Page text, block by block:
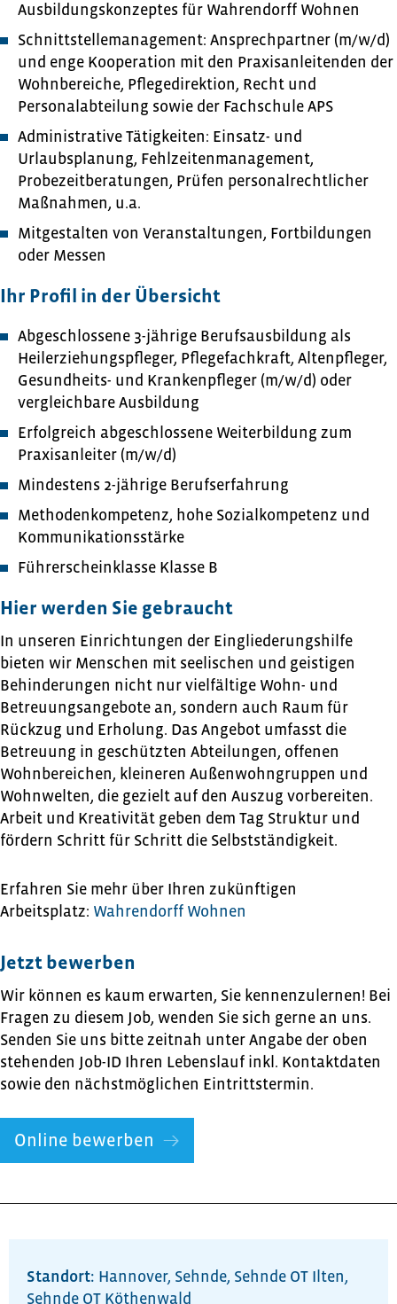
Ausbildungskonzeptes für Wahrendorff Wohnen
Schnittstellemanagement: Ansprechpartner (m/w/d)
und enge Kooperation mit den Praxisanleitenden der
Wohnbereiche, Pflegedirektion, Recht und
Personalabteilung sowie der Fachschule APS
Administrative Tätigkeiten: Einsatz- und
Urlaubsplanung, Fehlzeitenmanagement,
Probezeitberatungen, Prüfen personalrechtlicher
Maßnahmen, u.a.
Mitgestalten von Veranstaltungen, Fortbildungen
oder Messen
Ihr Profil in der Übersicht
Abgeschlossene 3-jährige Berufsausbildung als
Heilerziehungspfleger, Pflegefachkraft, Altenpfleger,
Gesundheits- und Krankenpfleger (m/w/d) oder
vergleichbare Ausbildung
Erfolgreich abgeschlossene Weiterbildung zum
Praxisanleiter (m/w/d)
Mindestens 2-jährige Berufserfahrung
Methodenkompetenz, hohe Sozialkompetenz und
Kommunikationsstärke
Führerscheinklasse Klasse B
Hier werden Sie gebraucht
In unseren Einrichtungen der Eingliederungshilfe
bieten wir Menschen mit seelischen und geistigen
Behinderungen nicht nur vielfältige Wohn- und
Betreuungsangebote an, sondern auch Raum für
Rückzug und Erholung. Das Angebot umfasst die
Betreuung in geschützten Abteilungen, offenen
Wohnbereichen, kleineren Außenwohngruppen und
Wohnwelten, die gezielt auf den Auszug vorbereiten.
Arbeit und Kreativität geben dem Tag Struktur und
fördern Schritt für Schritt die Selbstständigkeit.
Erfahren Sie mehr über Ihren zukünftigen
Arbeitsplatz: Wahrendorff Wohnen
Jetzt bewerben
Wir können es kaum erwarten, Sie kennenzulernen! Bei
Fragen zu diesem Job, wenden Sie sich gerne an uns.
Senden Sie uns bitte zeitnah unter Angabe der oben
stehenden Job-ID Ihren Lebenslauf inkl. Kontaktdaten
sowie den nächstmöglichen Eintrittstermin.
Online bewerben
Standort: Hannover, Sehnde, Sehnde OT Ilten,
Sehnde OT Köthenwald